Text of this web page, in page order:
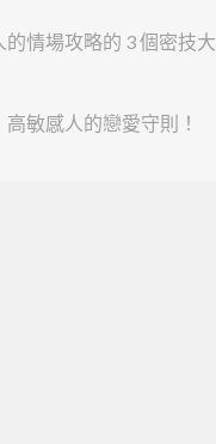
的情場攻略的 3 個密技大
敏感人的戀愛守則！